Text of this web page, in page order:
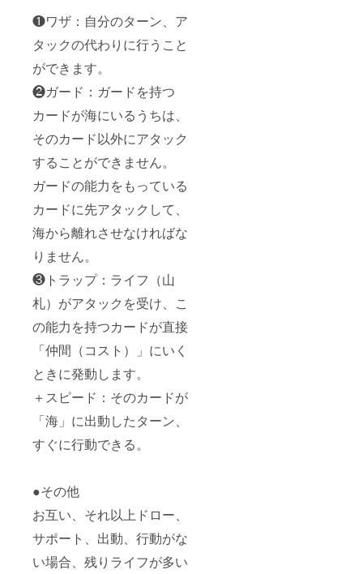
❶ワザ：自分のターン、ア
タックの代わりに行うこと
ができます。
❷ガード：ガードを持つ
カードが海にいるうちは、
そのカード以外にアタック
することができません。
ガードの能力をもっている
カードに先アタックして、
海から離れさせなければな
りません。
❸トラップ：ライフ（山
札）がアタックを受け、こ
の能力を持つカードが直接
「仲間（コスト）」にいく
ときに発動します。
＋スピード：そのカードが
「海」に出動したターン、
すぐに行動できる。
●その他
お互い、それ以上ドロー、
サポート、出動、行動がな
い場合、残りライフが多い